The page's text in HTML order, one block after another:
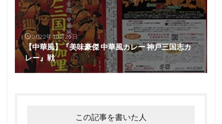
2022年10月25日
【中華風】『美味豪傑 中華風カレー 神戸三国志カ
レー』戦
この記事を書いた人